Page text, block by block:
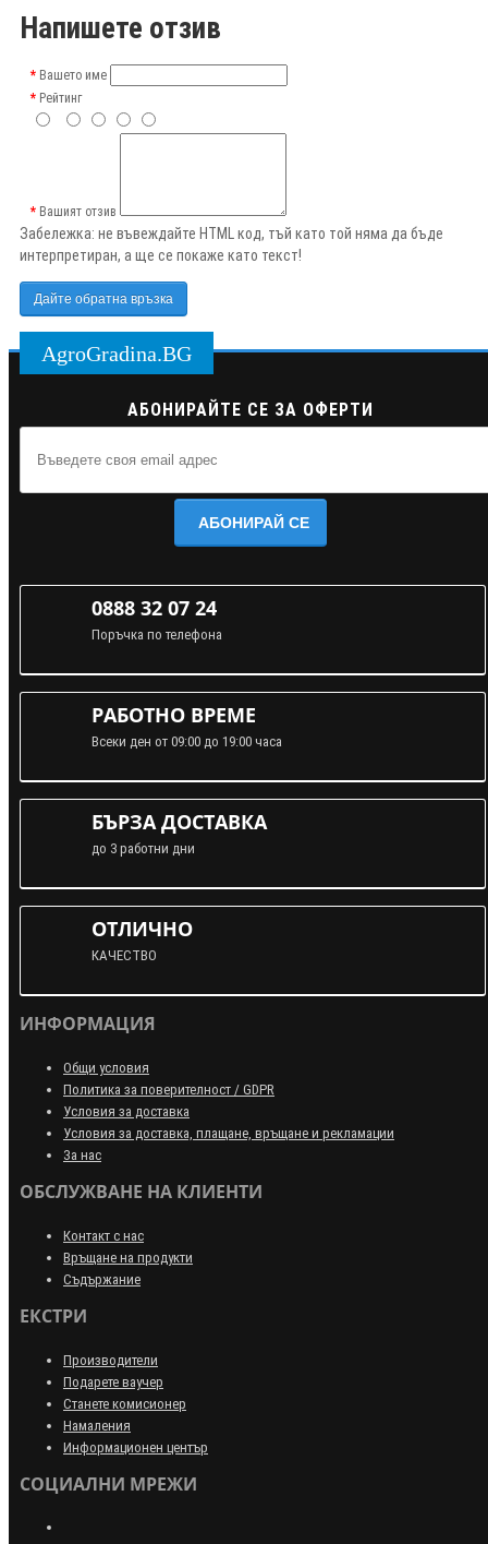
Напишете отзив
Вашето име
Рейтинг
Вашият отзив
Забележка: не въвеждайте HTML код, тъй като той няма да бъде
интерпретиран, а ще се покаже като текст!
Дайте обратна връзка
AgroGradina.BG
АБОНИРАЙТЕ СЕ ЗА ОФЕРТИ
АБОНИРАЙ СЕ
0888 32 07 24
Поръчка по телефона
РАБОТНО ВРЕМЕ
Всеки ден от 09:00 до 19:00 часа
БЪРЗА ДОСТАВКА
до 3 работни дни
ОТЛИЧНО
КАЧЕСТВО
ИНФОРМАЦИЯ
Общи условия
Политика за поверителност / GDPR
Условия за доставка
Условия за доставка, плащане, връщане и рекламации
За нас
ОБСЛУЖВАНЕ НА КЛИЕНТИ
Контакт с нас
Връщане на продукти
Съдържание
ЕКСТРИ
Производители
Подарете ваучер
Станете комисионер
Намаления
Информационен център
СОЦИАЛНИ МРЕЖИ